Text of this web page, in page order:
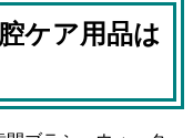
ケア用品は